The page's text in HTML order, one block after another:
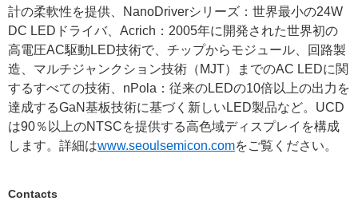
計の柔軟性を提供、NanoDriverシリーズ：世界最小の24W
DC LEDドライバ、Acrich：2005年に開発された世界初の
高電圧AC駆動LED技術で、チップからモジュール、回路製
造、マルチジャンクション技術（MJT）までのAC LEDに関
するすべての技術、nPola：従来のLEDの10倍以上の出力を
達成するGaN基板技術に基づく新しいLED製品など。UCD
は90％以上のNTSCを提供する高色域ディスプレイを構成
します。詳細はwww.seoulsemicon.comをご覧ください。
Contacts